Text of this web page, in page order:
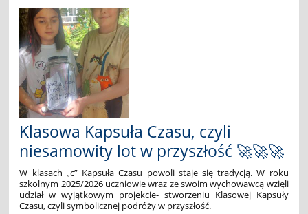
Klasowa Kapsuła Czasu, czyli
niesamowity lot w przyszłość 🚀🚀🚀
W klasach „c” Kapsuła Czasu powoli staje się tradycją. W roku
szkolnym 2025/2026 uczniowie wraz ze swoim wychowawcą wzięli
udział w wyjątkowym projekcie- stworzeniu Klasowej Kapsuły
Czasu, czyli symbolicznej podróży w przyszłość.